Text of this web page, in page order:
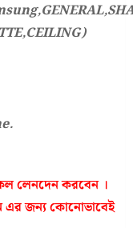
লেনদেন করবেন ।
এর জন্য কোনোভাবেই